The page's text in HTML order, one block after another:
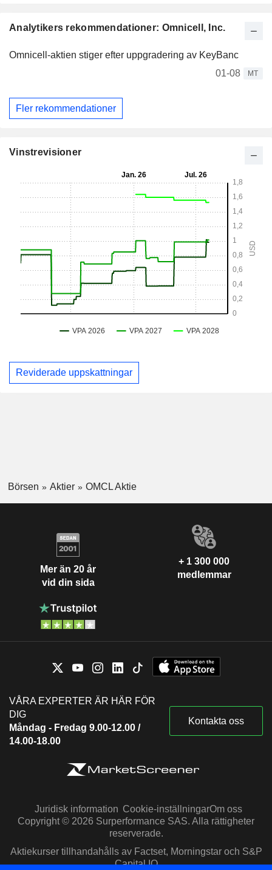
Analytikers rekommendationer: Omnicell, Inc.
Omnicell-aktien stiger efter uppgradering av KeyBanc
01-08
MT
Fler rekommendationer
Vinstrevisioner
Reviderade uppskattningar
Börsen Aktier OMCL Aktie
Mer än 20 år
vid din sida
+ 1 300 000
medlemmar
VÅRA EXPERTER ÄR HÄR FÖR
DIG
Måndag - Fredag 9.00-12.00 /
14.00-18.00
Kontakta oss
Juridisk information Cookie-inställningarOm oss
Copyright © 2026 Surperformance SAS. Alla rättigheter
reserverade.
Aktiekurser tillhandahålls av Factset, Morningstar och S&P
Capital IQ